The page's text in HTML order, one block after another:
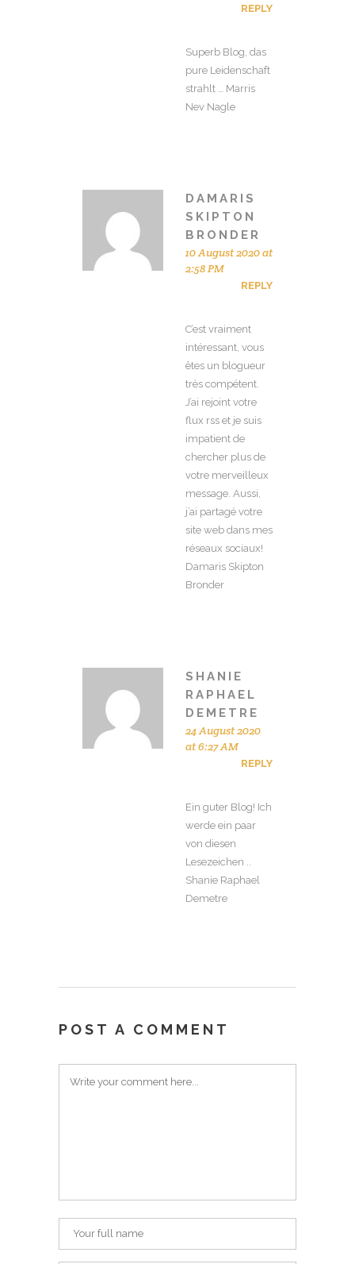
REPLY
Superb Blog, das
pure Leidenschaft
strahlt … Marris
Nev Nagle
DAMARIS
SKIPTON
BRONDER
10 August 2020 at
2:58 PM
REPLY
C’est vraiment
intéressant, vous
êtes un blogueur
très compétent.
J’ai rejoint votre
flux rss et je suis
impatient de
chercher plus de
votre merveilleux
message. Aussi,
j’ai partagé votre
site web dans mes
réseaux sociaux!
Damaris Skipton
Bronder
SHANIE
RAPHAEL
DEMETRE
24 August 2020
at 6:27 AM
REPLY
Ein guter Blog! Ich
werde ein paar
von diesen
Lesezeichen ..
Shanie Raphael
Demetre
POST A COMMENT